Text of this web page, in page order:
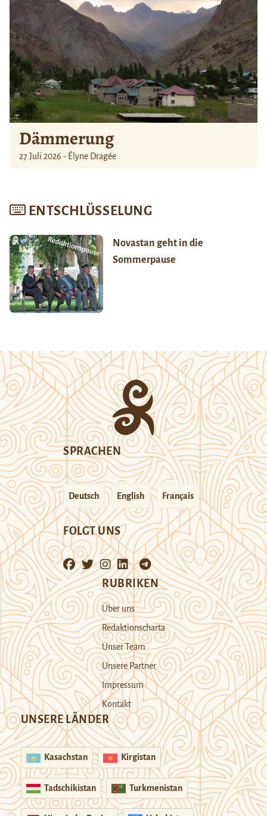
Dämmerung
27 Juli 2026 - Élyne Dragée
ENTSCHLÜSSELUNG
Novastan geht in die
Sommerpause
SPRACHEN
Deutsch English Français
FOLGT UNS
RUBRIKEN
Über uns
Redaktionscharta
Unser Team
Unsere Partner
Impressum
Kontakt
UNSERE LÄNDER
Kasachstan Kirgistan
Tadschikistan Turkmenistan